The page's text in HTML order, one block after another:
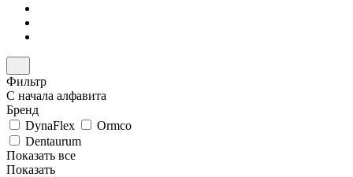
Фильтр
С начала алфавита
Бренд
DynaFlex
Ormco
Dentaurum
Показать все
Показать